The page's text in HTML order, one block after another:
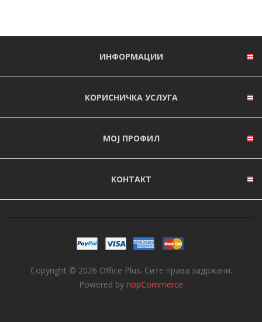
ИНФОРМАЦИИ
КОРИСНИЧКА УСЛУГА
МОЈ ПРОФИЛ
КОНТАКТ
Copyright © 2026 Office Plus. Сите права задржани.
Powered by nopCommerce